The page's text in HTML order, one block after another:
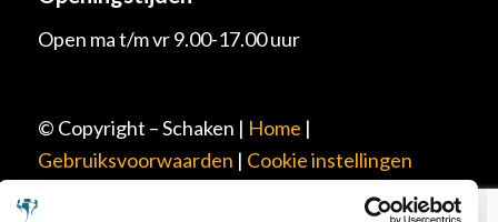
Open ma t/m vr 9.00-17.00 uur
© Copyright – Schaken | Home |
Gebruiksvoorwaarden | Cookie instellingen